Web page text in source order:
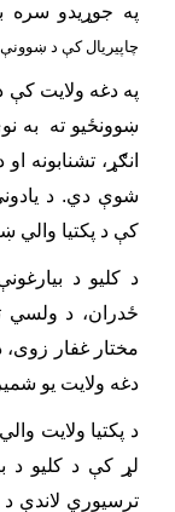
په جوړیدو سره به یې ۴۳ زره
چاپیریال کې د
انګړ، تشنابونه
شوې دي. د
کې د پکتیا والي
د کلیو د
ځدران، د ولسي
مختار غفار زوی،
دغه ولایت یو
د پکتیا ولایت
لړ کې د کلیو د
ترسیوري لاندې د